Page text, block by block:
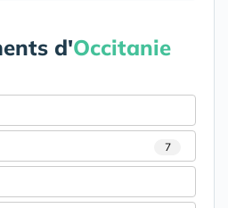
d'Occitanie
7